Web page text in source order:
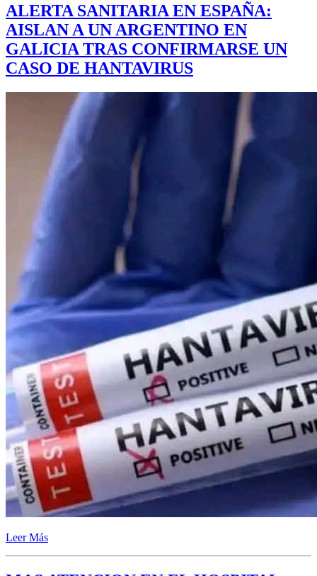
ALERTA SANITARIA EN ESPAÑA:
AISLAN A UN ARGENTINO EN
GALICIA TRAS CONFIRMARSE UN
CASO DE HANTAVIRUS
Leer Más